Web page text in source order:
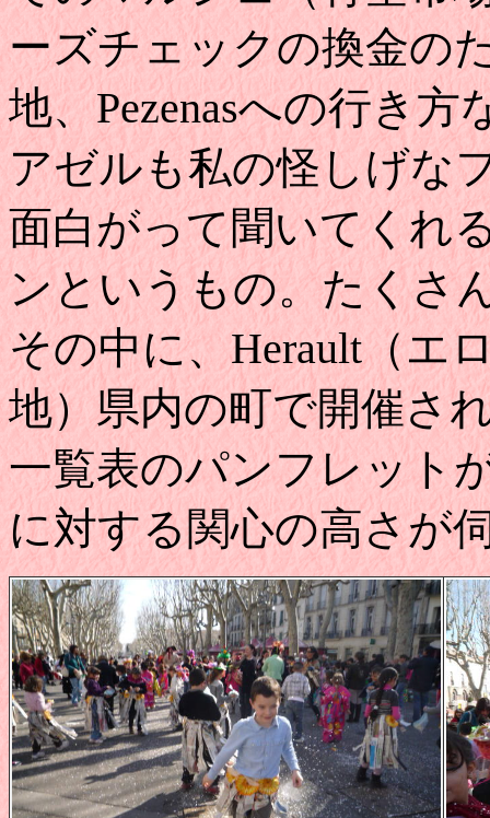
ーズチェックの換金の
地、Pezenasへの行き
アゼルも私の怪しげな
面白がって聞いてくれ
ンというもの。たくさ
その中に、Herault（エ
地）県内の町で開催さ
一覧表のパンフレット
に対する関心の高さが